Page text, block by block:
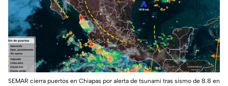
SEMAR cierra puertos en Chiapas por alerta de tsunami tras sismo de 8.8 en